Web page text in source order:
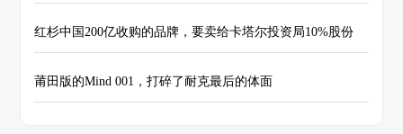
红杉中国200亿收购的品牌，要卖给卡塔尔投资局10%股份
莆田版的Mind 001，打碎了耐克最后的体面